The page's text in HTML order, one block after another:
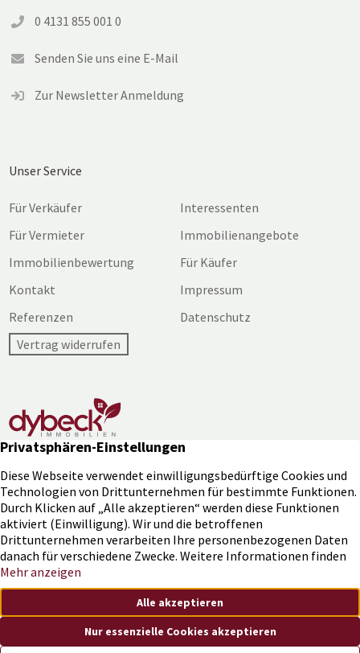
0 4131 855 001 0
Senden Sie uns eine E-Mail
Zur Newsletter Anmeldung
Unser Service
Für Verkäufer
Interessenten
Für Vermieter
Immobilienangebote
Immobilienbewertung
Für Käufer
Kontakt
Impressum
Referenzen
Datenschutz
Vertrag widerrufen
Dybeck Immobilien
451Bewertungen auf ProvenExpert.com
Was ist Ihre Immobilie wert?
Bewerten Sie jetzt Ihre Immobilie und erhalten Sie eine
unverbindliche und kostenlose Wertermittlung.
JETZT BEWERTEN